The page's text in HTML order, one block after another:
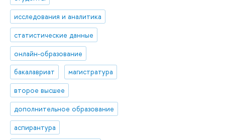
исследования и аналитика
статистические данные
онлайн-образование
бакалавриат
магистратура
второе высшее
дополнительное образование
аспирантура